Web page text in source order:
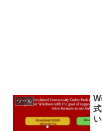
ツール
い